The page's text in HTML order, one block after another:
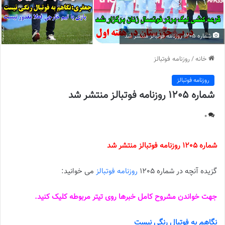
شماره 1205 روزنامه فوتبالز منتشر شد
خانه/روزنامه فوتبالز
روزنامه فوتبالز
شماره 1205 روزنامه فوتبالز منتشر شد
0
شماره 1205 روزنامه فوتبالز منتشر شد
گزیده آنچه در شماره 1205 روزنامه فوتبالز می خوانید:
جهت خواندن مشروح کامل خبرها روی تیتر مربوطه کلیک کنید.